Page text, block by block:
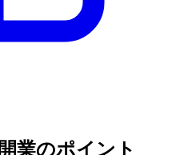
開業のポイント